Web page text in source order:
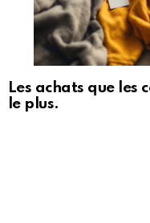
Les achats que
le plus.